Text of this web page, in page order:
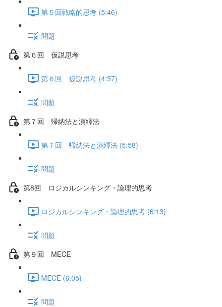
第５回戦略的思考 (5:46)
問題
第６回 仮説思考
第６回 仮説思考 (4:57)
問題
第７回 帰納法と演繹法
第７回 帰納法と演繹法 (5:58)
問題
第8回 ロジカルシンキング・論理的思考
ロジカルシンキング・論理的思考 (6:13)
問題
第９回 MECE
MECE (6:05)
問題